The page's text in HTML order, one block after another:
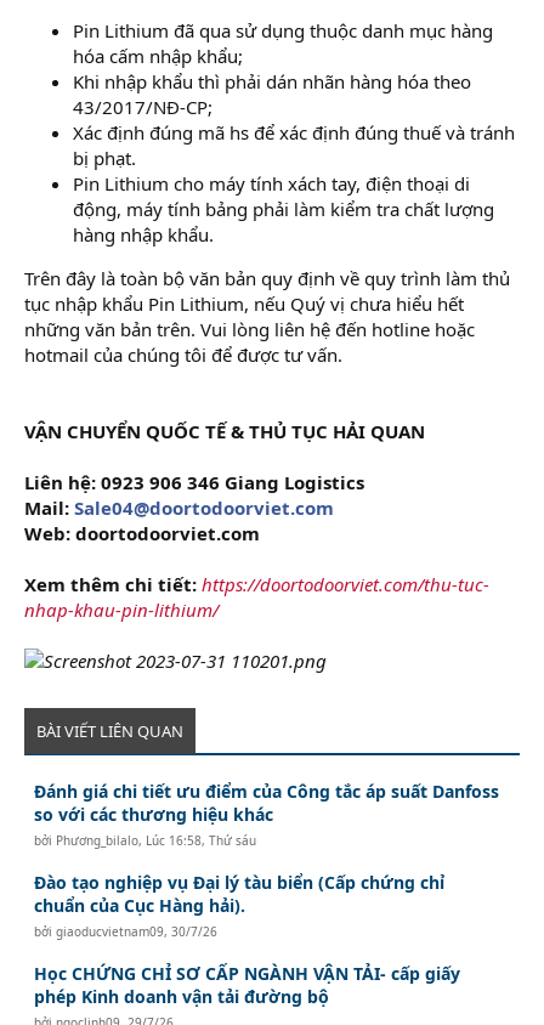
Pin Lithium đã qua sử dụng thuộc danh mục hàng
hóa cấm nhập khẩu;
Khi nhập khẩu thì phải dán nhãn hàng hóa theo
43/2017/NĐ-CP;
Xác định đúng mã hs để xác định đúng thuế và tránh
bị phạt.
Pin Lithium cho máy tính xách tay, điện thoại di
động, máy tính bảng phải làm kiểm tra chất lượng
hàng nhập khẩu.
Trên đây là toàn bộ văn bản quy định về quy trình làm thủ
tục nhập khẩu Pin Lithium, nếu Quý vị chưa hiểu hết
những văn bản trên. Vui lòng liên hệ đến hotline hoặc
hotmail của chúng tôi để được tư vấn.
VẬN CHUYỂN QUỐC TẾ & THỦ TỤC HẢI QUAN
Liên hệ: 0923 906 346 Giang Logistics
Mail: Sale04@doortodoorviet.com
Web: doortodoorviet.com
Xem thêm chi tiết: https://doortodoorviet.com/thu-tuc-
nhap-khau-pin-lithium/
BÀI VIẾT LIÊN QUAN
Đánh giá chi tiết ưu điểm của Công tắc áp suất Danfoss
so với các thương hiệu khác
bởi Phương_bilalo, Lúc 16:58, Thứ sáu
Đào tạo nghiệp vụ Đại lý tàu biển (Cấp chứng chỉ
chuẩn của Cục Hàng hải).
bởigiaoducvietnam09,30/7/26
Học CHỨNG CHỈ SƠ CẤP NGÀNH VẬN TẢI- cấp giấy
phép Kinh doanh vận tải đường bộ